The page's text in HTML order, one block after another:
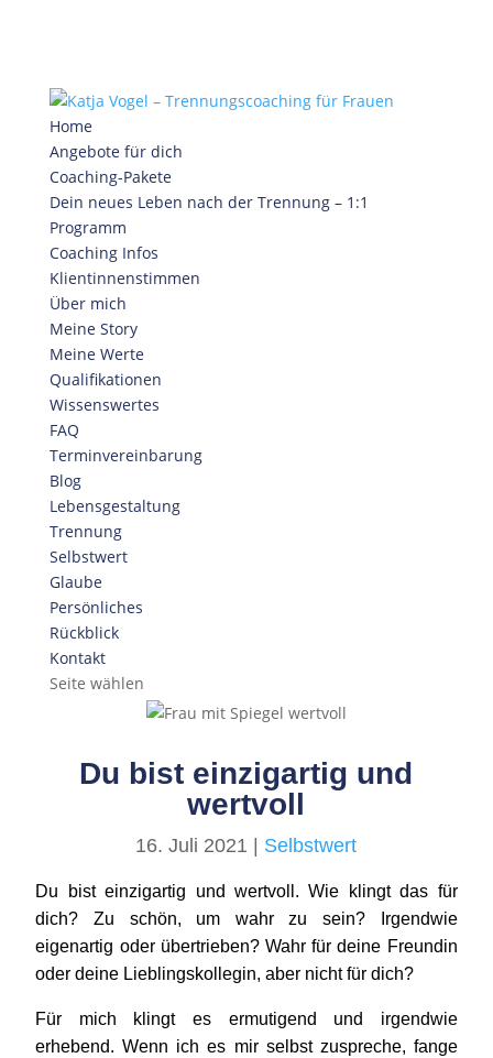
Home
Angebote für dich
Coaching-Pakete
Dein neues Leben nach der Trennung – 1:1
Programm
Coaching Infos
Klientinnenstimmen
Über mich
Meine Story
Meine Werte
Qualifikationen
Wissenswertes
FAQ
Terminvereinbarung
Blog
Lebensgestaltung
Trennung
Selbstwert
Glaube
Persönliches
Rückblick
Kontakt
Seite wählen
Du bist einzigartig und
wertvoll
16. Juli 2021 Selbstwert
Du bist einzigartig und wertvoll. Wie klingt das für
dich? Zu schön, um wahr zu sein? Irgendwie
eigenartig oder übertrieben? Wahr für deine Freundin
oder deine Lieblingskollegin, aber nicht für dich?
Für mich klingt es ermutigend und irgendwie
erhebend. Wenn ich es mir selbst zuspreche, fange